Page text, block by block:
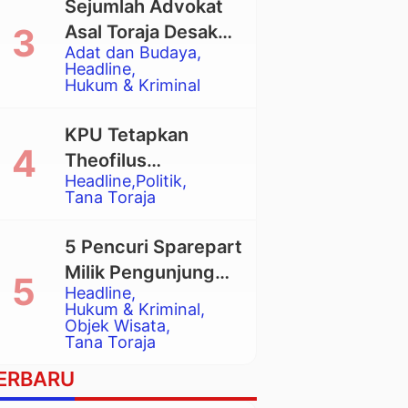
Adat dan Budaya
Headline
Hukum & Kriminal
Sejumlah Advokat
Asal Toraja Desak
Mahkamah Agung
Larang Penggunaan
Eksekusi Rumah
Adat Tongkonan
Headline Politik
Tana Toraja
KPU Tetapkan
Theofilus
Allorerung dan
Zadrak Tombe
sebagai Bupati dan
Wakil Bupati Tana
Toraja Terpilih
Headline
Hukum & Kriminal
Objek Wisata
Tana Toraja
5 Pencuri Sparepart
Milik Pengunjung
Objek Wisata
Pango-Pango
Ditangkap Polisi